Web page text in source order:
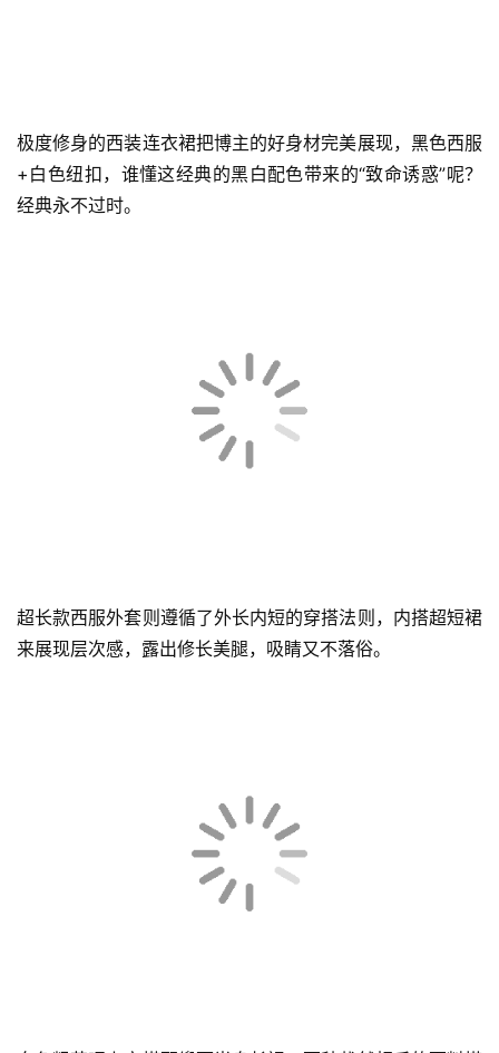
首
极度修身的西装连衣裙把博主的好身材完美展现，黑色西服
+白色纽扣，谁懂这经典的黑白配色带来的“致命诱惑”呢？
经典永不过时。
超长款西服外套则遵循了外长内短的穿搭法则，内搭超短裙
来展现层次感，露出修长美腿，吸睛又不落俗。